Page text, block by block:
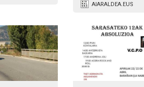
AIARALDEA.EUS